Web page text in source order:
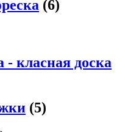
(6)
- класная доска
(5)